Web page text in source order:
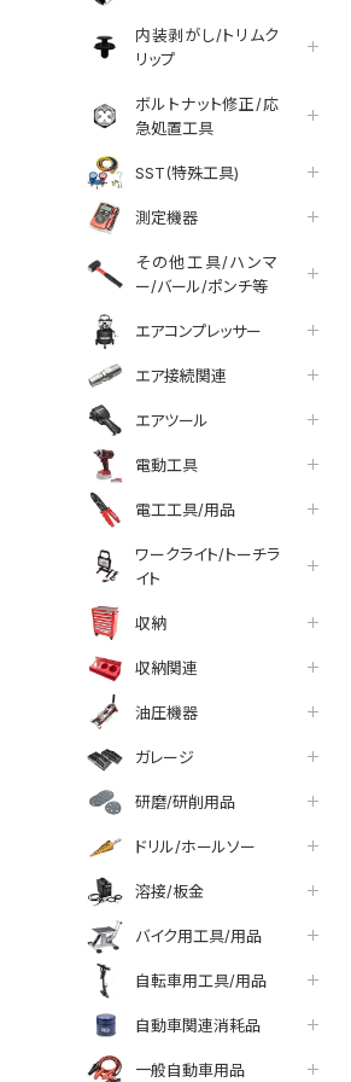
内装剥がし/トリムク
リップ
ボルトナット修正/応
急処置工具
SST(特殊工具)
測定機器
その他工具/ハンマ
ー/バール/ポンチ等
エアコンプレッサー
エア接続関連
エアツール
電動工具
電工工具/用品
ワークライト/トーチラ
イト
収納
収納関連
油圧機器
ガレージ
研磨/研削用品
ドリル/ホールソー
溶接/板金
バイク用工具/用品
自転車用工具/用品
自動車関連消耗品
一般自動車用品